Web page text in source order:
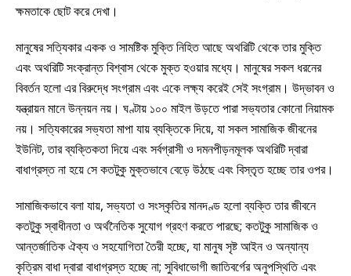
ক্ষমতাকে ছোট করে দেখা।
মানুষের সত্যিকার একক ও সামষ্টিক মুক্তি নিহিত আছে অথরিটি থেকে তার মুক্তি
এবং অথরিটি সংক্রান্ত বিশ্বাস থেকে মুক্ত হওয়ার মধ্যে। মানুষের সকল ধরনের
বিবর্তন হলো এর বিরুদ্ধে সংগ্রাম এবং একে লক্ষ্য করেই সেই সংগ্রাম। উদ্ভাবন ও
যন্ত্রায়ন মানে উন্নয়ন নয়। ঘণ্টায় ১০০ মাইল উড়তে পারা সভ্যতার কোনো নিয়ামক
নয়। সত্যিকারের সভ্যতা মাপা যায় ব্যক্তিকে দিয়ে, যা সকল সামাজিক জীবনের
ইউনিট, তার ব্যক্তিকতা দিয়ে এবং সর্বগ্রাসী ও দমনপীড়নমূলক অথরিটি দ্বারা
বাধাগ্রস্ত না হয়ে সে কতটুকু মুক্তভাবে বেড়ে উঠছে এবং বিস্তৃত হচ্ছে তার ওপর।
সামাজিকভাবে বলা যায়, সভ্যতা ও সংস্কৃতির মানদণ্ড হলো ব্যক্তি তার জীবনে
কতটুকু স্বাধীনতা ও অর্থনৈতিক সুযোগ গ্রহণ করতে পারছে; কতটুকু সামাজিক ও
আন্তর্জাতিক ঐক্য ও সহযোগিতা তৈরী হচ্ছে, যা মানুষ সৃষ্ট আইন ও অন্যান্য
কৃত্রিম বাধা দ্বারা বাধাগ্রস্ত হচ্ছে না; সুবিধাভোগী জাতিবর্গের অনুপস্থিতি এবং